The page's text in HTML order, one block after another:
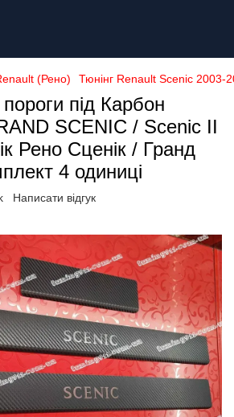
(Рено) Тюнінг Renault Scenic 2003-
під Карбон
SCENIC / Scenic II
Рено Сценік / Гранд
4 одиниці
Написати відгук